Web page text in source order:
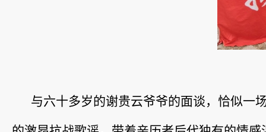
与六十多岁的谢贵云爷爷的面谈，恰似一